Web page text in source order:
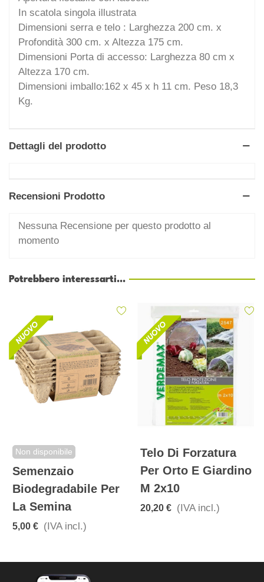
In scatola singola illustrata
Dimensioni serra e telo : Larghezza 200 cm. x
Profondità 300 cm. x Altezza 175 cm.
Dimensioni Porta di accesso: Larghezza 80 cm x
Altezza 170 cm.
Dimensioni imballo:162 x 45 x h 11 cm. Peso 18,3
Kg.
Dettagli del prodotto
Recensioni Prodotto
Nessuna Recensione per questo prodotto al
momento
Potrebbero interessarti...
Non disponibile
Semenzaio
Biodegradabile Per
La Semina
5,00 € (IVA incl.)
Telo Di Forzatura
Per Orto E Giardino
M 2x10
20,20 € (IVA incl.)